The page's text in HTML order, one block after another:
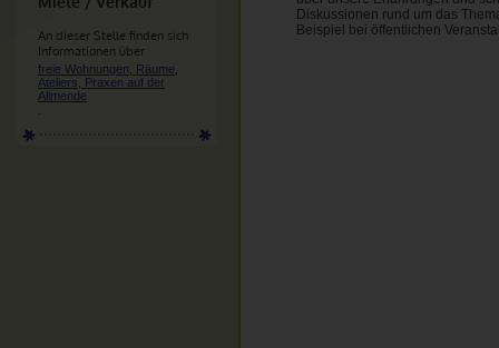
An dieser Stelle finden sich
Informationen über
freie Wohnungen, Räume,
Ateliers, Praxen auf der
Allmende
.
Diskussionen rund um das
Beispiel bei öffentlichen